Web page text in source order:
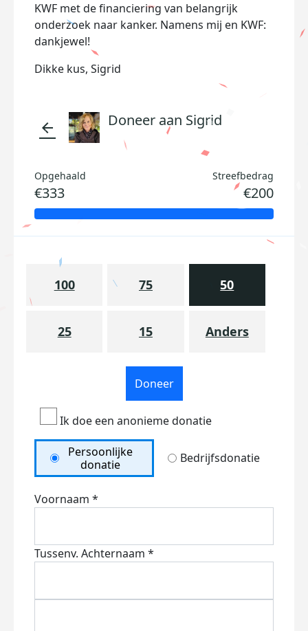
KWF met de financiering van belangrijk
onderzoek naar kanker. Namens mij en KWF:
dankjewel!
Dikke kus, Sigrid
arrow_back Doneer aan Sigrid
Opgehaald
€333
Streefbedrag
€200
100 75 50
25 15 Anders
Doneer
Ik doe een anonieme donatie
Persoonlijke
donatie
Bedrijfsdonatie
Voornaam *
Tussenv. Achternaam *